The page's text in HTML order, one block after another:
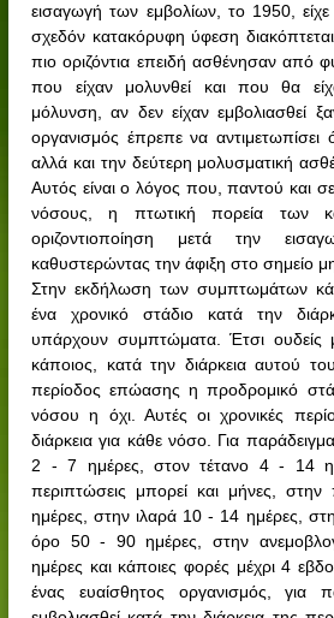
εισαγωγή των εμβολίων, το 1950,
σχεδόν κατακόρυφη ύφεση
πιο οριζόντια επειδή ασθένησαν από
που είχαν μολυνθεί και που θα
μόλυνση, αν δεν είχαν εμβολιασθεί
οργανισμός έπρεπε να αντιμετωπίσει
αλλά και την δεύτερη μολυσματική
Αυτός είναι ο λόγος που, παντού και
νόσους, η πτωτική πορεία των
οριζοντιοποίηση μετά την
καθυστερώντας την άφιξη στο σημείο
Στην εκδήλωση των συμπτωμάτων
ένα χρονικό στάδιο κατά την
υπάρχουν συμπτώματα. Έτσι ουδείς
κάποιος, κατά την διάρκεια αυτού
περίοδος επώασης η προδρομικό
νόσου η όχι. Αυτές οι χρονικές
διάρκεια για κάθε νόσο. Για παράδειγμα
2 - 7 ημέρες, στον τέτανο 4 - 14
περιπτώσεις μπορεί και μήνες, στην
ημέρες, στην ιλαρά 10 - 14 ημέρες,
όρο 50 - 90 ημέρες, στην
ημέρες και κάποιες φορές μέχρι 4
ένας ευαίσθητος οργανισμός, για